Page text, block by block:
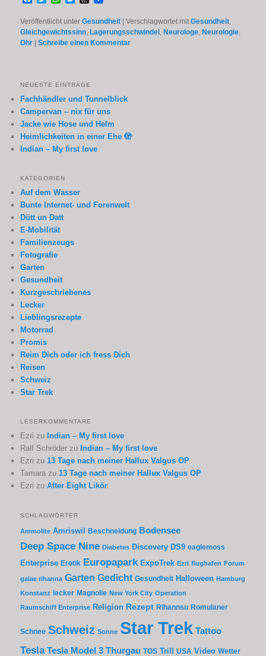
Veröffentlicht unter Gesundheit |Verschlagwortet mit Gesundheit,
Gleichgewichtssinn,Lagerungsschwindel,Neurologe,Neurologie,
Ohr |Schreibe einen Kommentar
NEUESTE EINTRÄGE
Fachhändler und Tunnelblick
Campervan – nix für uns
Jacke wie Hose und Helm
Heimlichkeiten in einer Ehe 🫣
Indian – My first love
KATEGORIEN
Auf dem Wasser
Bunte Internet- und Forenwelt
Dütt un Datt
E-Mobilität
Familienzeugs
Fotografie
Garten
Gesundheit
Kurzgeschriebenes
Lecker
Lieblingsrezepte
Motorrad
Promis
Reim Dich oder ich fress Dich
Reisen
Schweiz
Star Trek
LESERKOMMENTARE
Ezri zu Indian – My first love
Ralf Schröder zu Indian – My first love
Ezri zu13 Tage nach meiner Hallux Valgus OP
Tamara zu13 Tage nach meiner Hallux Valgus OP
Ezri zuAfter Eight Likör
SCHLAGWÖRTER
Ammolite Amriswil Beschneidung Bodensee
Deep Space Nine Diabetes Discovery DS9 eaglemoss
Enterprise Erotik Europapark ExpoTrek Ezri flughafen Forum
galae rihanna Garten Gedicht Gesundheit Halloween Hamburg
Konstanz lecker Magnolie New York City Operation
Raumschiff Enterprise Religion Rezept Rihannsu Romulaner
Schnee Schweiz Sonne Star Trek Tattoo
Tesla Tesla Model 3 Thurgau TOS Trill USA Video Wetter